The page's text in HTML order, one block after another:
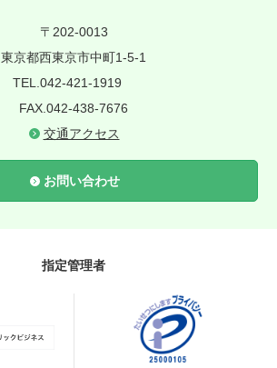
〒202-0013
東京都西東京市中町1-5-1
TEL.042-421-1919
FAX.042-438-7676
交通アクセス
お問い合わせ
指定管理者